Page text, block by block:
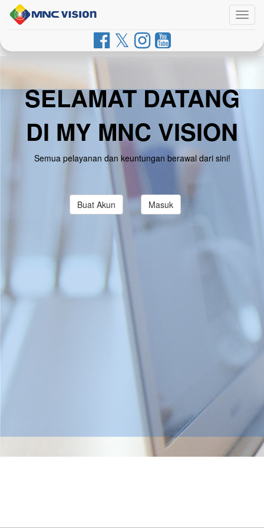
SELAMAT DATANG
DI MY MNC VISION
Semua pelayanan dan keuntungan berawal dari sini!
Buat Akun Masuk